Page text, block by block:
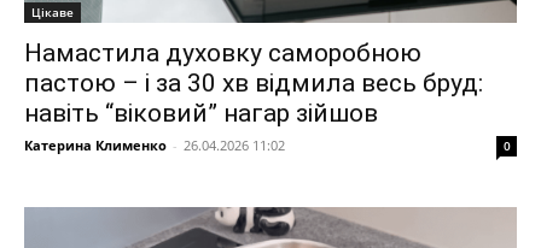
Цікаве
Намастила духовку саморобною
пастою – і за 30 хв відмила весь бруд:
навіть “віковий” нагар зійшов
Катерина Клименко - 26.04.2026 11:02 0